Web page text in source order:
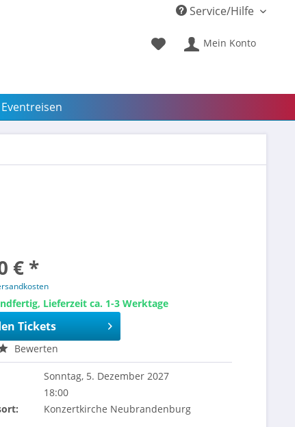
Service/Hilfe
Mein Konto
Eventreisen
€ *
Lieferzeit ca. 1-3 Werktage
Tickets
Bewerten
Sonntag, 5. Dezember 2027
18:00
Konzertkirche Neubrandenburg